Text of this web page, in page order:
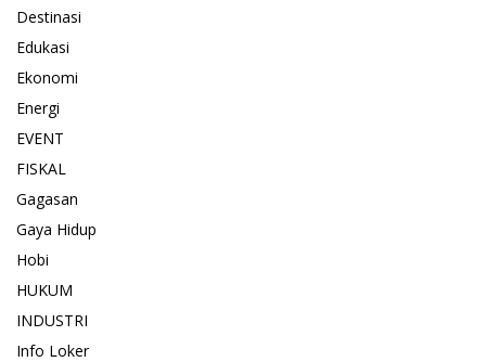
Destinasi
Edukasi
Ekonomi
Energi
EVENT
FISKAL
Gagasan
Gaya Hidup
Hobi
HUKUM
INDUSTRI
Info Loker